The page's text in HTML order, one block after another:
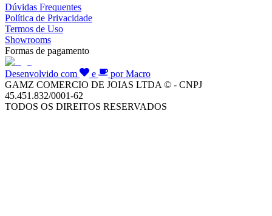
Dúvidas Frequentes
Política de Privacidade
Termos de Uso
Showrooms
Formas de pagamento
Desenvolvido com e
por Macro
GAMZ COMERCIO DE JOIAS LTDA © - CNPJ
45.451.832/0001-62
TODOS OS DIREITOS RESERVADOS